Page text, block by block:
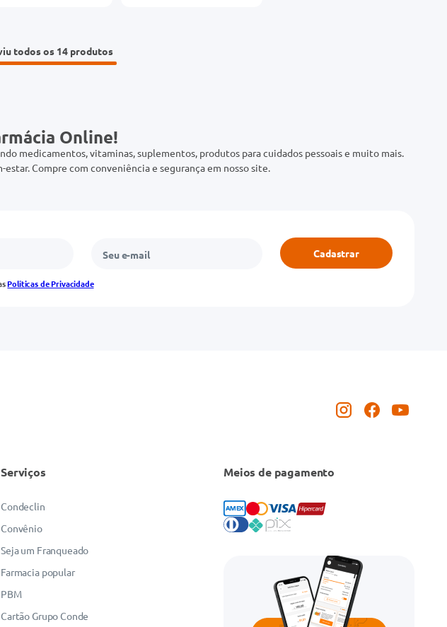
todos os 14
Online!
medicamentos, vitaminas, suplementos, produtos para cuidados pessoais e muito mais.
estar. Compre com conveniência e segurança em nosso site.
Políticas de Privacidade
Cadastrar
Serviços
Condeclin
Convênio
Seja um Franqueado
Farmacia popular
PBM
Cartão Grupo Conde
Meios de pagamento